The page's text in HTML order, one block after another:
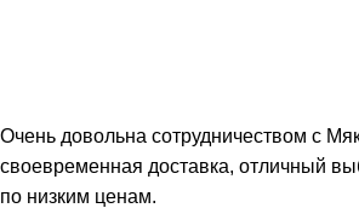
Очень довольна сотрудничеством с
своевременная доставка, отличный
по низким ценам.